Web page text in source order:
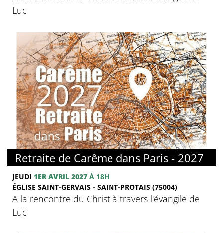
Luc
© FMJ
Retraite de Carême dans Paris - 2027
JEUDI 1ER AVRIL 2027 À 18H
ÉGLISE SAINT-GERVAIS - SAINT-PROTAIS (75004)
A la rencontre du Christ à travers l'évangile de
Luc